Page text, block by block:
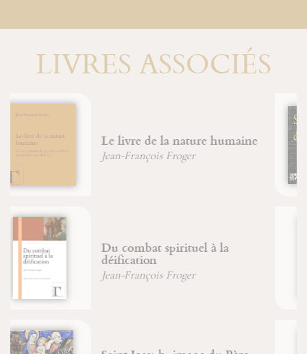
LIVRES ASSOCIÉS
Structure de la connaissance
Jean-François Froger
Robert Lutz
Énigmes & commentaire du
Livre de Jonas
Christian (Père) Wyler